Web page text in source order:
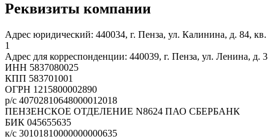
Реквизиты компании
Адрес юридический: 440034, г. Пенза, ул. Калинина, д. 84, кв.
1
Адрес для корреспонденции: 440039, г. Пенза, ул. Ленина, д. 3
ИНН 5837080025
КПП 583701001
ОГРН 1215800002890
p/c 40702810648000012018
ПЕНЗЕНСКОЕ ОТДЕЛЕНИЕ N8624 ПАО СБЕРБАНК
БИК 045655635
к/с 30101810000000000635